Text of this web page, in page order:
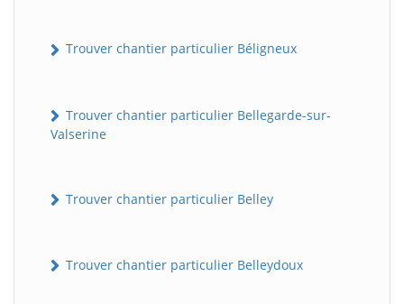
Trouver chantier particulier Béligneux
Trouver chantier particulier Bellegarde-sur-
Valserine
Trouver chantier particulier Belley
Trouver chantier particulier Belleydoux